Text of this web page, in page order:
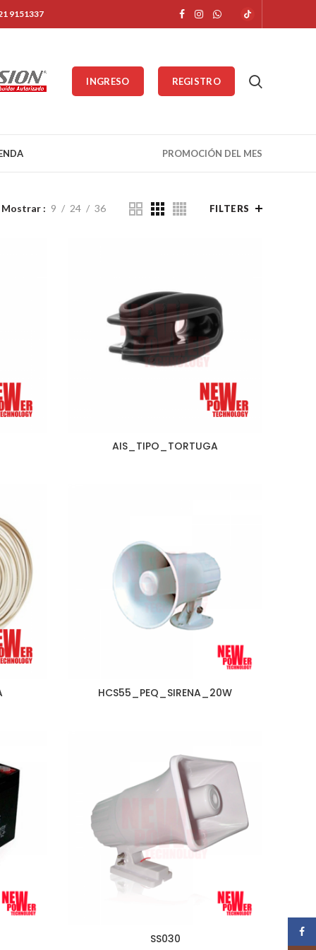
9151337
INGRESO REGISTRO
PROMOCIÓN DEL MES
Mostrar 9 24 36 FILTERS
AIS_TIPO_TORTUGA
HCS55_PEQ_SIRENA_20W
SS030